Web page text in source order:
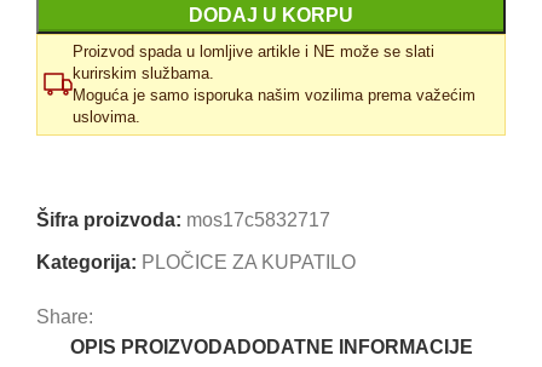
DODAJ U KORPU
Proizvod spada u lomljive artikle i NE može se slati
kurirskim službama.
Moguća je samo isporuka našim vozilima prema važećim
uslovima.
Šifra proizvoda: mos17c5832717
Kategorija: PLOČICE ZA KUPATILO
Share:
OPIS PROIZVODA DODATNE INFORMACIJE